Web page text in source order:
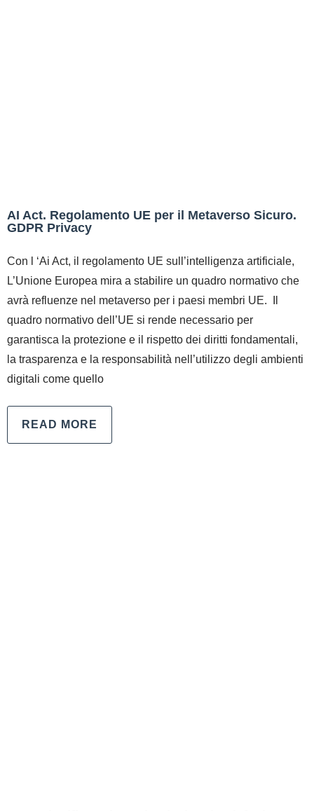
AI Act. Regolamento UE per il Metaverso Sicuro.
GDPR Privacy
Con l ‘Ai Act, il regolamento UE sull’intelligenza artificiale,
L’Unione Europea mira a stabilire un quadro normativo che
avrà refluenze nel metaverso per i paesi membri UE. Il
quadro normativo dell’UE si rende necessario per
garantisca la protezione e il rispetto dei diritti fondamentali,
la trasparenza e la responsabilità nell’utilizzo degli ambienti
digitali come quello
READ MORE